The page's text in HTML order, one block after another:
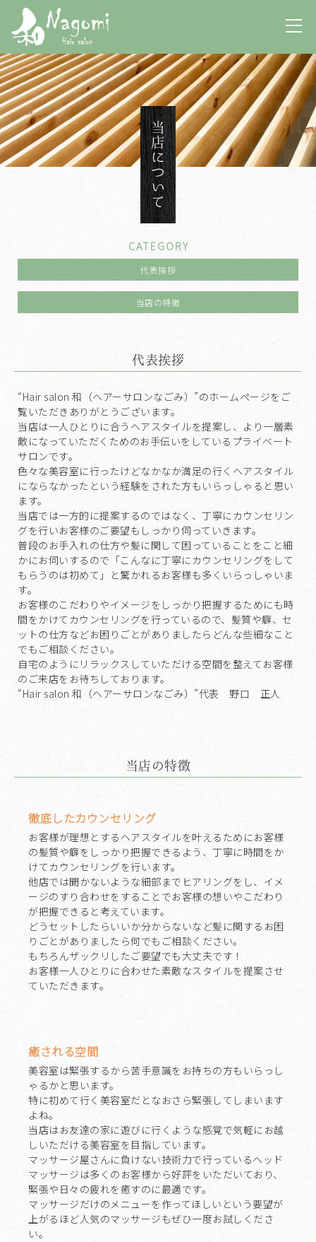
当店について
CATEGORY
代表挨拶
当店の特徴
代表挨拶
“Hair salon 和（ヘアーサロンなごみ）”のホームページをご
覧いただきありがとうございます。
当店は一人ひとりに合うヘアスタイルを提案し、より一層素
敵になっていただくためのお手伝いをしているプライベート
サロンです。
色々な美容室に行ったけどなかなか満足の行くヘアスタイル
にならなかったという経験をされた方もいらっしゃると思い
ます。
当店では一方的に提案するのではなく、丁寧にカウンセリン
グを行いお客様のご要望もしっかり伺っていきます。
普段のお手入れの仕方や髪に関して困っていることをこと細
かにお伺いするので「こんなに丁寧にカウンセリングをして
もらうのは初めて」と驚かれるお客様も多くいらっしゃいま
す。
お客様のこだわりやイメージをしっかり把握するためにも時
間をかけてカウンセリングを行っているので、髪質や癖、セ
ットの仕方などお困りごとがありましたらどんな些細なこと
でもご相談ください。
自宅のようにリラックスしていただける空間を整えてお客様
のご来店をお待ちしております。
“Hair salon 和（ヘアーサロンなごみ）”代表 野口 正人
当店の特徴
徹底したカウンセリング
お客様が理想とするヘアスタイルを叶えるためにお客様
の髪質や癖をしっかり把握できるよう、丁寧に時間をか
けてカウンセリングを行います。
他店では聞かないような細部までヒアリングをし、イメ
ージのすり合わせをすることでお客様の想いやこだわり
が把握できると考えています。
どうセットしたらいいか分からないなど髪に関するお困
りごとがありましたら何でもご相談ください。
もちろんザックリしたご要望でも大丈夫です！
お客様一人ひとりに合わせた素敵なスタイルを提案させ
ていただきます。
癒される空間
美容室は緊張するから苦手意識をお持ちの方もいらっし
ゃるかと思います。
特に初めて行く美容室だとなおさら緊張してしまいます
よね。
当店はお友達の家に遊びに行くような感覚で気軽にお越
しいただける美容室を目指しています。
マッサージ屋さんに負けない技術力で行っているヘッド
マッサージは多くのお客様から好評をいただいており、
緊張や日々の疲れを癒すのに最適です。
マッサージだけのメニューを作ってほしいという要望が
上がるほど人気のマッサージもぜひ一度お試しくださ
い。